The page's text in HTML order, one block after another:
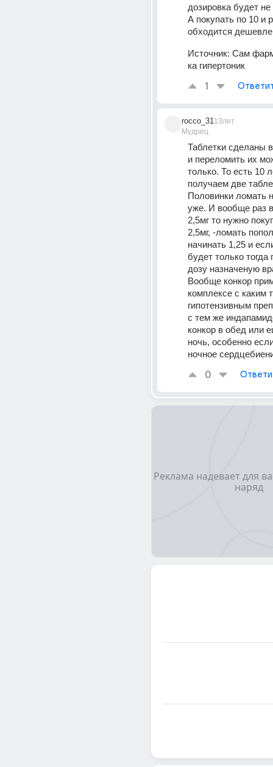
дозировка будет
А покупать по 10 и
обходится
Источник: Сам
ка гипертоник
1
rocco_31
Мудрец
13лет
Таблетки сделаны
и переломить их
только. То есть 10
получаем две
Половинки ломать
уже. И вообще раз
2,5мг то нужно
2,5мг, -ломать
начинать 1,25 и
будет только тогда
дозу назначеную
Вообще конкор
комплексе с каким
гипотензивным
с тем же
конкор в обед или
ночь, особенно
ночное
0